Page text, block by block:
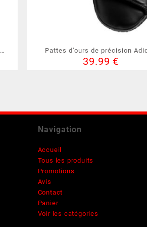
Pattes d’ours de précision
(ADIBAC011)
39.99 €
Navigation
Accueil
Tous les produits
Promotions
Avis
Contact
Panier
Voir les catégories